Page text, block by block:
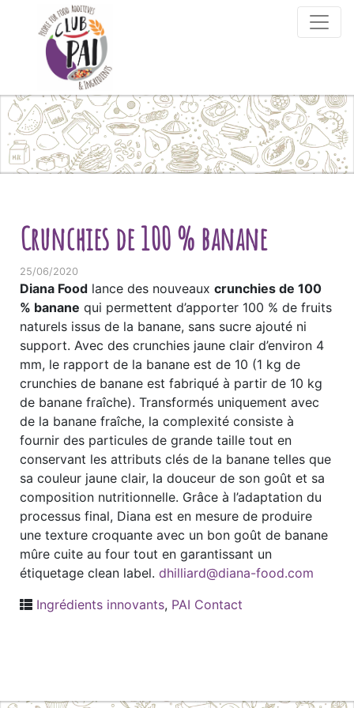
Skip to content
Crunchies de 100 % banane
25/06/2020
Diana Food lance des nouveaux crunchies de 100
% banane qui permettent d’apporter 100 % de fruits
naturels issus de la banane, sans sucre ajouté ni
support. Avec des crunchies jaune clair d’environ 4
mm, le rapport de la banane est de 10 (1 kg de
crunchies de banane est fabriqué à partir de 10 kg
de banane fraîche). Transformés uniquement avec
de la banane fraîche, la complexité consiste à
fournir des particules de grande taille tout en
conservant les attributs clés de la banane telles que
sa couleur jaune clair, la douceur de son goût et sa
composition nutritionnelle. Grâce à l’adaptation du
processus final, Diana est en mesure de produire
une texture croquante avec un bon goût de banane
mûre cuite au four tout en garantissant un
étiquetage clean label. dhilliard@diana-food.com
Ingrédients innovants, PAI Contact